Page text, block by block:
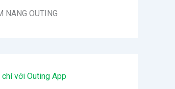
NANG OUTING
chí với Outing App